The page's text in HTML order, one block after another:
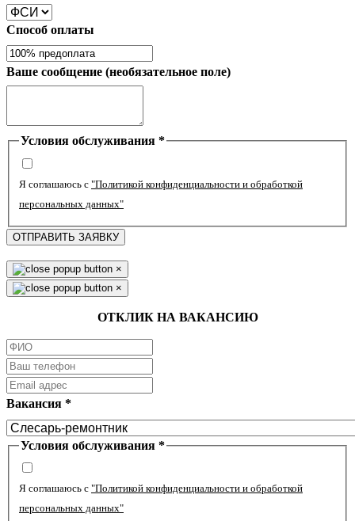
Способ оплаты
Ваше сообщение (необязательное поле)
Условия обслуживания *
Я соглашаюсь с "Политикой конфиденциальности и обработкой
персональных данных"
ОТПРАВИТЬ ЗАЯВКУ
×
×
ОТКЛИК НА ВАКАНСИЮ
Вакансия *
Условия обслуживания *
Я соглашаюсь с "Политикой конфиденциальности и обработкой
персональных данных"